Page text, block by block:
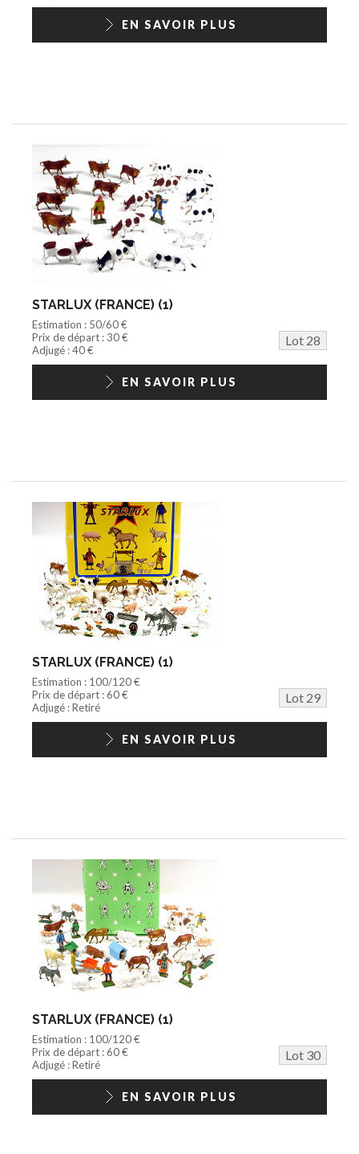
EN SAVOIR PLUS
STARLUX (FRANCE) (1)
Estimation : 50/60 €
Prix de départ : 30 €
Lot 28
Adjugé : 40 €
EN SAVOIR PLUS
STARLUX (FRANCE) (1)
Estimation : 100/120 €
Prix de départ : 60 €
Lot 29
Adjugé : Retiré
EN SAVOIR PLUS
STARLUX (FRANCE) (1)
Estimation : 100/120 €
Prix de départ : 60 €
Lot 30
Adjugé : Retiré
EN SAVOIR PLUS